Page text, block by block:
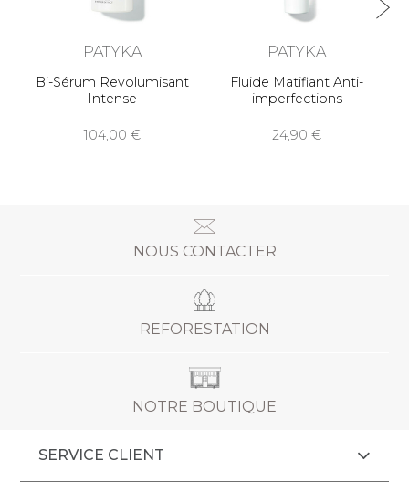
PATYKA
Bi-Sérum Revolumisant
Intense
104,00
PATYKA
Fluide Matifiant Anti-
imperfections
24,90
NOUS CONTACTER
REFORESTATION
NOTRE BOUTIQUE
SERVICE CLIENT